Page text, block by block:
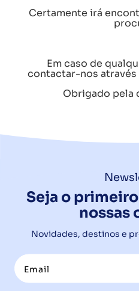
Certamente irá
Em caso de
contactar-nos
Obrigado pela
Seja o
nossas
Novidades, destinos e